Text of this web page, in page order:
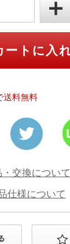
送料無料
交換について
仕様について